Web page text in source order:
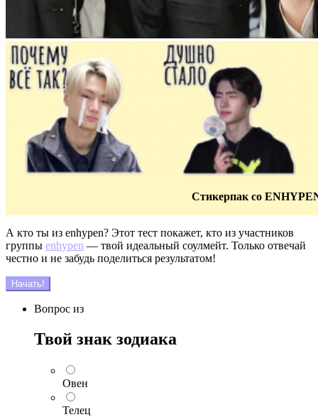
Cтикерпак со
А кто ты из enhypen? Этот тест покажет, кто из участников
группы enhypen — твой идеальный соулмейт. Только отвечай
честно и не забудь поделиться результатом!
Начать!
Вопрос из
Твой знак зодиака
Овен
Телец